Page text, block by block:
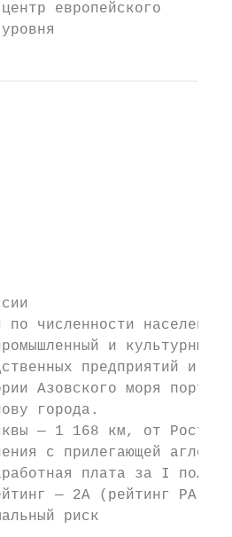
европейского
по численности населения
и культурный
предприятий и
Азовского моря порт
города.
— 1 168 км, от
с прилегающей
плата за I
— 2А (рейтинг РА
риск